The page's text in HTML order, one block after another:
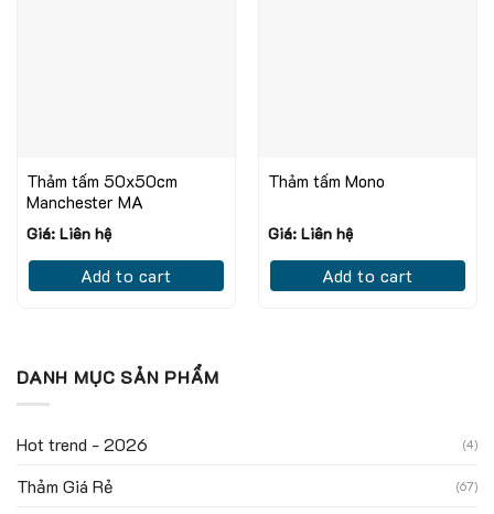
Thảm tấm 50x50cm
Manchester MA
Giá: Liên hệ
Add to cart
Thảm tấm Mono
Giá: Liên hệ
Add to cart
DANH MỤC SẢN PHẨM
Hot trend - 2026 (4)
Thảm Giá Rẻ (67)